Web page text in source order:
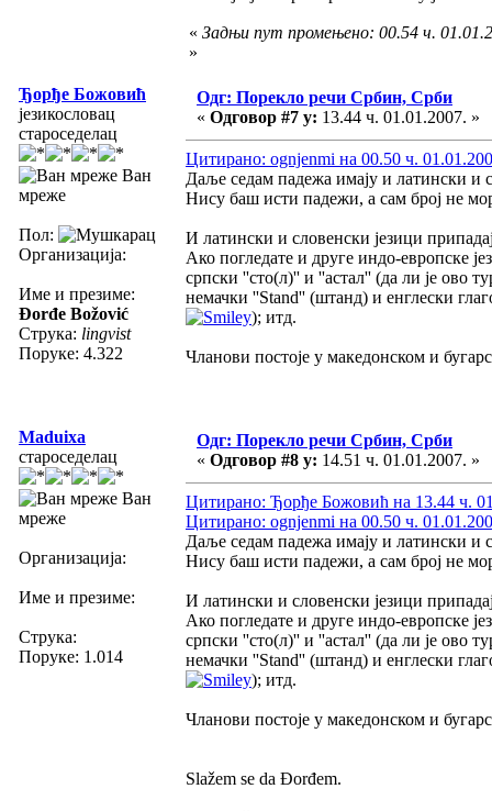
« Задњи пут промењено: 00.54 ч.
»
Ђорђе Божовић
језикословац
староседелац
Ван
мреже
Пол:
Организација:
Име и презиме:
Đorđe Božović
Струка: lingvist
Поруке: 4.322
Одг: Порекло речи Србин, Срби
« Одговор #7 у: 13.44 ч. 01.01.2007. »
Цитирано: ognjenmi на 00.50 ч.
Даље седам падежа имају и латински и
Нису баш исти падежи, а сам број не
И латински и словенски језици
Ако погледате и друге индо-европске
српски ''сто(л)'' и ''астал'' (да ли је ово
немачки ''Stand'' (штанд) и енглески
); итд.
Чланови постоје у македонском и
Maduixa
староседелац
Ван
мреже
Организација:
Име и презиме:
Струка:
Поруке: 1.014
Одг: Порекло речи Србин, Срби
« Одговор #8 у: 14.51 ч. 01.01.2007. »
Цитирано: Ђорђе Божовић на 13.44 ч.
Цитирано: ognjenmi на 00.50 ч.
Даље седам падежа имају и латински и
Нису баш исти падежи, а сам број не
И латински и словенски језици
Ако погледате и друге индо-европске
српски ''сто(л)'' и ''астал'' (да ли је ово
немачки ''Stand'' (штанд) и енглески
); итд.
Чланови постоје у македонском и
Slažem se da Đorđem.